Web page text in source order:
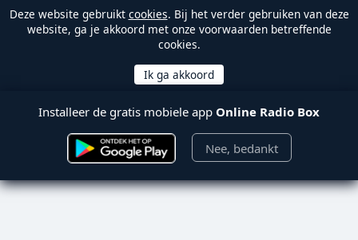
Deze website gebruikt cookies. Bij het verder gebruiken van deze
website, ga je akkoord met onze voorwaarden betreffende
cookies.
Installeer de gratis mobiele app Online Radio Box
Nee, bedankt